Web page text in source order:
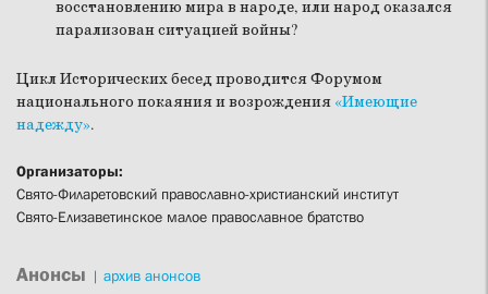
восстановлению мира в народе, или народ оказался
парализован ситуацией войны?
Цикл Исторических бесед проводится Форумом
национального покаяния и возрождения «Имеющие
надежду».
Организаторы:
Свято-Филаретовский православно-христианский институт
Свято-Елизаветинское малое православное братство
Анонсы | архив анонсов